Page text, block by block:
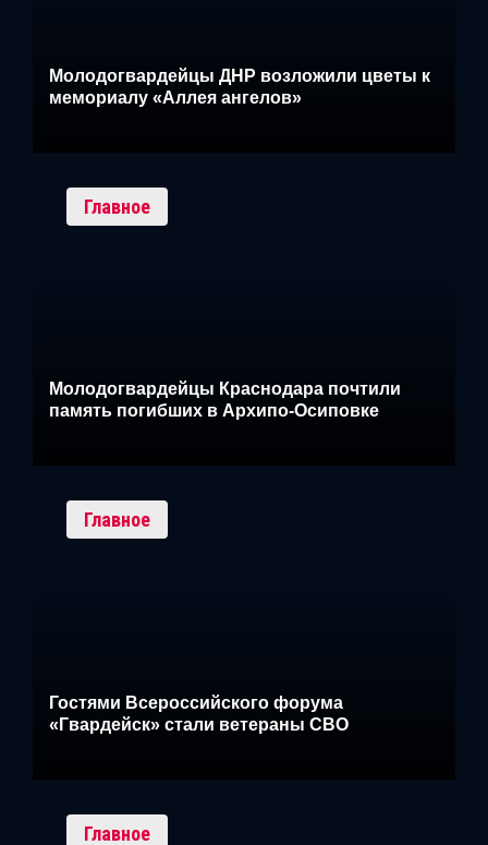
Молодогвардейцы ДНР возложили цветы к
мемориалу «Аллея ангелов»
Главное
Молодогвардейцы Краснодара почтили
память погибших в Архипо-Осиповке
Главное
Гостями Всероссийского форума
«Гвардейск» стали ветераны СВО
Главное